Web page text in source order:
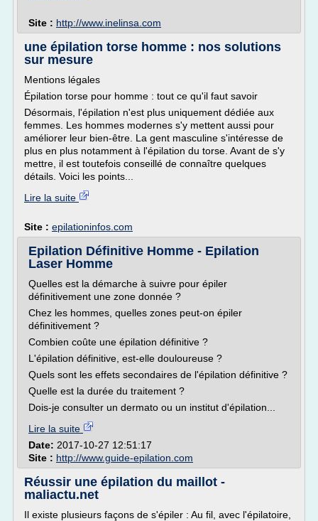
Site : http://www.inelinsa.com
une épilation torse homme : nos solutions
sur mesure
Mentions légales
Épilation torse pour homme : tout ce qu'il faut savoir
Désormais, l'épilation n'est plus uniquement dédiée aux
femmes. Les hommes modernes s'y mettent aussi pour
améliorer leur bien-être. La gent masculine s'intéresse de
plus en plus notamment à l'épilation du torse. Avant de s'y
mettre, il est toutefois conseillé de connaître quelques
détails. Voici les points...
Lire la suite
Site : epilationinfos.com
Epilation Définitive Homme - Epilation
Laser Homme
Quelles est la démarche à suivre pour épiler
définitivement une zone donnée ?
Chez les hommes, quelles zones peut-on épiler
définitivement ?
Combien coûte une épilation définitive ?
L'épilation définitive, est-elle douloureuse ?
Quels sont les effets secondaires de l'épilation définitive ?
Quelle est la durée du traitement ?
Dois-je consulter un dermato ou un institut d'épilation...
Lire la suite
Date: 2017-10-27 12:51:17
Site : http://www.guide-epilation.com
Réussir une épilation du maillot -
maliactu.net
Il existe plusieurs façons de s'épiler : Au fil, avec l'épilatoire,